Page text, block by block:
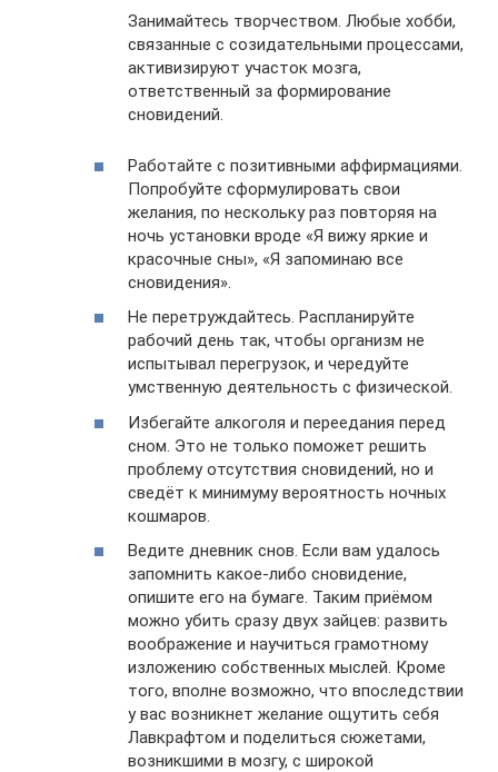
Занимайтесь творчеством. Любые хобби,
связанные с созидательными процессами,
активизируют участок мозга,
ответственный за формирование
сновидений.
Работайте с позитивными аффирмациями.
Попробуйте сформулировать свои
желания, по нескольку раз повторяя на
ночь установки вроде «Я вижу яркие и
красочные сны», «Я запоминаю все
сновидения».
Не перетруждайтесь. Распланируйте
рабочий день так, чтобы организм не
испытывал перегрузок, и чередуйте
умственную деятельность с физической.
Избегайте алкоголя и переедания перед
сном. Это не только поможет решить
проблему отсутствия сновидений, но и
сведёт к минимуму вероятность ночных
кошмаров.
Ведите дневник снов. Если вам удалось
запомнить какое-либо сновидение,
опишите его на бумаге. Таким приёмом
можно убить сразу двух зайцев: развить
воображение и научиться грамотному
изложению собственных мыслей. Кроме
того, вполне возможно, что впоследствии
у вас возникнет желание ощутить себя
Лавкрафтом и поделиться сюжетами,
возникшими в мозгу, с широкой